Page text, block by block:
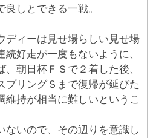
しとできる一戦。
ィーは見せ場らしい見せ場
好走が一度もないように、
朝日杯ＦＳで２着した後、
プリングＳまで復帰が延びた
維持が相当に難しいというこ
ないので、その辺りを意識し